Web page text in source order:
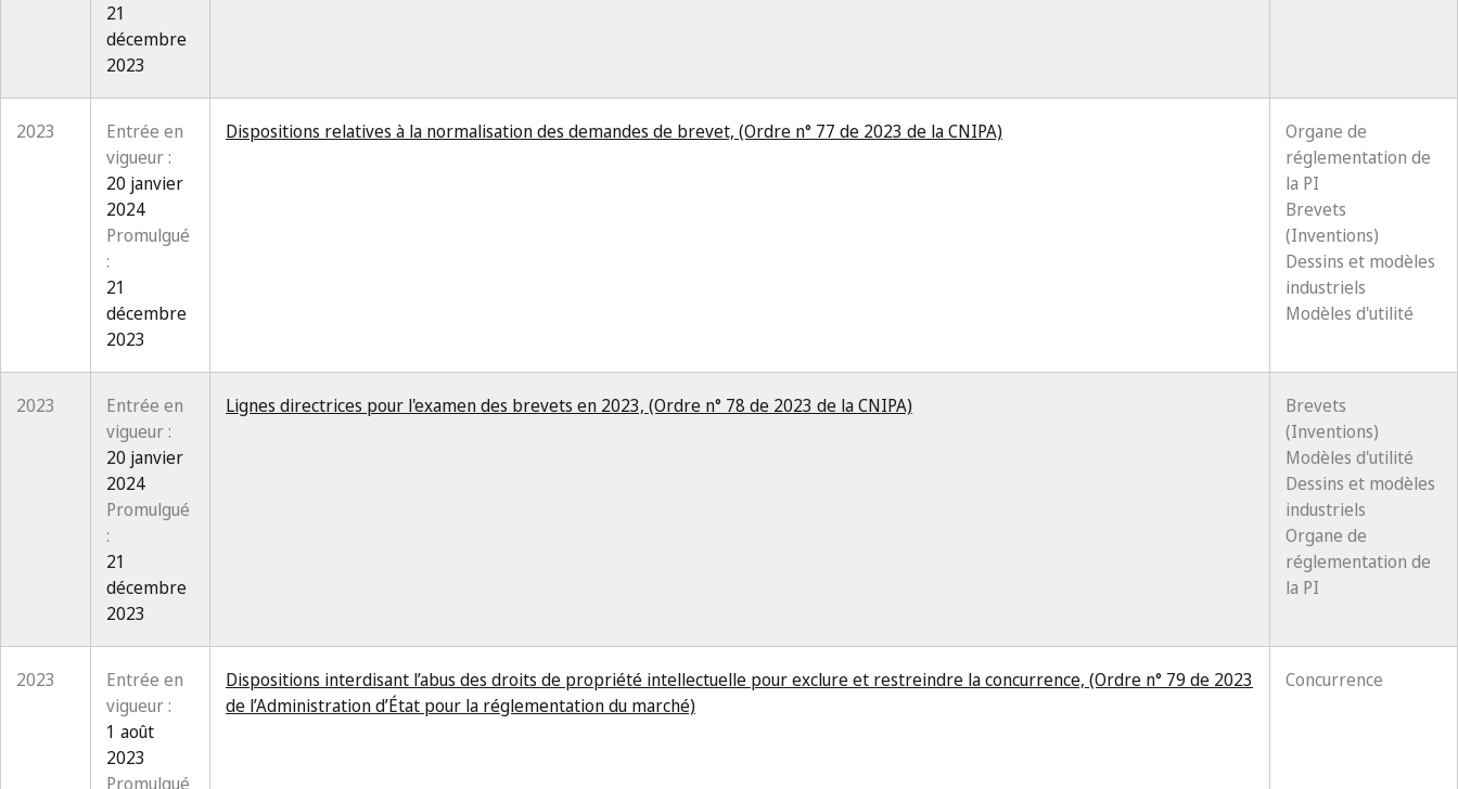
21
décembre
2023
2023
Entrée en
vigueur :
20 janvier
2024
Promulgué
:
21
décembre
2023
Dispositions relatives à la normalisation des demandes de brevet, (Ordre n° 77 de 2023 de la CNIPA)
Organe de
réglementation de
la PI
Brevets
(Inventions)
Dessins et modèles
industriels
Modèles d'utilité
2023
Entrée en
vigueur :
20 janvier
2024
Promulgué
:
21
décembre
2023
Lignes directrices pour l'examen des brevets en 2023, (Ordre n° 78 de 2023 de la CNIPA)
Brevets
(Inventions)
Modèles d'utilité
Dessins et modèles
industriels
Organe de
réglementation de
la PI
2023
Entrée en
vigueur :
1 août
2023
Promulgué
Dispositions interdisant l’abus des droits de propriété intellectuelle pour exclure et restreindre la concurrence, (Ordre n° 79 de 2023
de l’Administration d’État pour la réglementation du marché)
Concurrence